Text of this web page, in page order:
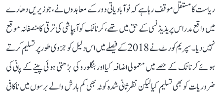
ریاست کا مستقل موقف رہا ہے کہ نوآبادیاتی دور کے معاہدوں نے، جو زیریں دھارے
میں واقع مدراس پریذیڈنسی کے حق میں تھے، کرناٹک کو آبپاشی کی ترقی کا منصفانہ موقع
نہیں دیا۔ سپریم کورٹ نے 2018 کے فیصلے میں اس دلیل کو جزوی طور پر تسلیم کرتے
ہوئے کرناٹک کے حصے میں معمولی اضافہ کیا اور بنگلورو کی بڑھتی ہوئی پینے کے پانی کی
ضروریات کو بھی تسلیم کیا لیکن نظرثانی شدہ کوٹہ بھی کم بارش والے برسوں میں ناکافی